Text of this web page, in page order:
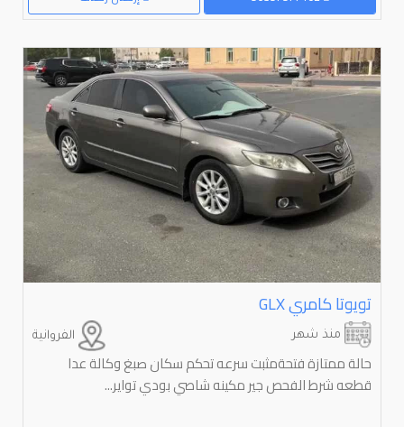
تويوتا كامري ⁦GLX⁩
الفروانية منذ شهر
حالة ممتازة فتحةمثبت سرعه تحكم سكان صبغ وكالة عدا
قطعه شرط الفحص جير مكينه شاصي بودي تواير...